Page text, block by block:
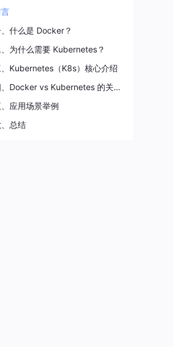
什么是 Docker？
、为什么需要 Kubernetes？
、Kubernetes（K8s）核心介绍
四、Docker vs Kubernetes 的关系
应用场景举例
总结